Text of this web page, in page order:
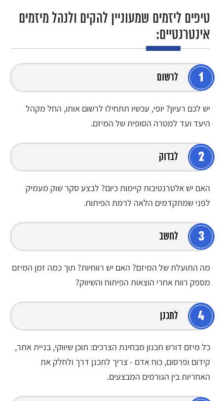
טיפים ליזמים שמעוניין להקים ולנהל מיזמים
אינטרנטיים:
1 לרשום
יש לכם רעיון? יופי, עכשיו תתחילו לרשום אותו, החל מקהל
היעד ועד למטרה הסופית של המיזם.
2 לבדוק
האם יש אלטרנטיבות קיימות כיום? לבצע סקר שוק מעמיק
לפני שמתקדמים הלאה לרמת הפיתוח.
3 לחשב
מה התועלת של המיזם? האם יש רווחיות? תוך כמה זמן המיזם
מספק רווח אחרי הוצאות הפיתוח והשיווק?
4 לתכנן
כל מיזם דורש תכנון מבחינת הצרכים: תוכן שיווקי, בניית אתר,
קידום ופרסום, כוח אדם - צריך לתכנן דרך ולחלק את
האחריות בין הגורמים המבצעים.